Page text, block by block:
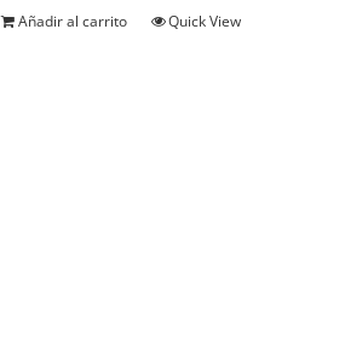
Añadir al carrito Quick View